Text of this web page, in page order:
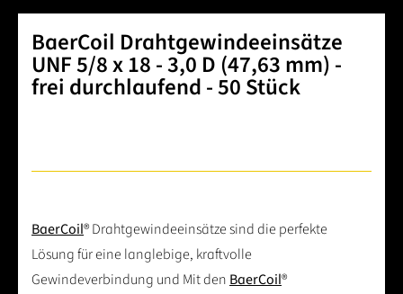
BaerCoil Drahtgewindeeinsätze
UNF 5/8 x 18 - 3,0 D (47,63 mm) -
frei durchlaufend - 50 Stück
BaerCoil® Drahtgewindeeinsätze sind die perfekte
Lösung für eine langlebige, kraftvolle
Gewindeverbindung und Mit den BaerCoil®